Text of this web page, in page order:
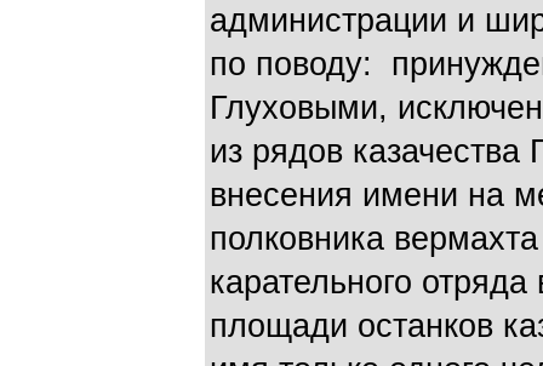
администрации и
по поводу:
Глуховыми,
из рядов
внесения имени на
полковника
карательного
площади останков